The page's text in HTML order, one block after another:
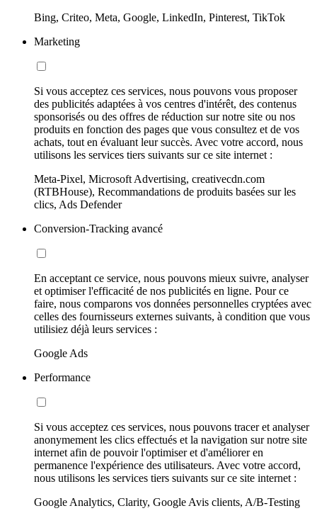
Bing, Criteo, Meta, Google, LinkedIn, Pinterest, TikTok
Marketing
Si vous acceptez ces services, nous pouvons vous proposer
des publicités adaptées à vos centres d'intérêt, des contenus
sponsorisés ou des offres de réduction sur notre site ou nos
produits en fonction des pages que vous consultez et de vos
achats, tout en évaluant leur succès. Avec votre accord, nous
utilisons les services tiers suivants sur ce site internet :
Meta-Pixel, Microsoft Advertising, creativecdn.com
(RTBHouse), Recommandations de produits basées sur les
clics, Ads Defender
Conversion-Tracking avancé
En acceptant ce service, nous pouvons mieux suivre, analyser
et optimiser l'efficacité de nos publicités en ligne. Pour ce
faire, nous comparons vos données personnelles cryptées avec
celles des fournisseurs externes suivants, à condition que vous
utilisiez déjà leurs services :
Google Ads
Performance
Si vous acceptez ces services, nous pouvons tracer et analyser
anonymement les clics effectués et la navigation sur notre site
internet afin de pouvoir l'optimiser et d'améliorer en
permanence l'expérience des utilisateurs. Avec votre accord,
nous utilisons les services tiers suivants sur ce site internet :
Google Analytics, Clarity, Google Avis clients, A/B-Testing